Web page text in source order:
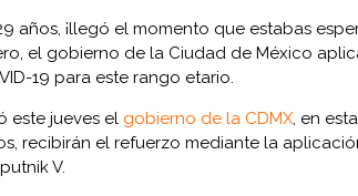
años, ¡llegó el momento que estabas
el gobierno de la Ciudad de México
19 para este rango etario.
este jueves el gobierno de la CDMX, en
recibirán el refuerzo mediante la
V.